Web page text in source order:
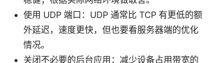
使用 UDP 端口：UDP 通常比 TCP 有更低的额
外延迟，速度更快，但也要看服务器端的优化
情况。
关闭不必要的后台应用：减少设备占用带宽的